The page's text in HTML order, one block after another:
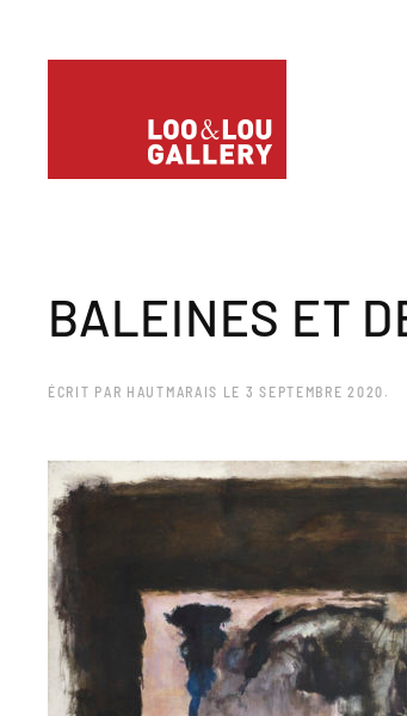
BALEINES ET
ÉCRIT PAR HAUTMARAIS LE 3 SEPTEMBRE 2020 .